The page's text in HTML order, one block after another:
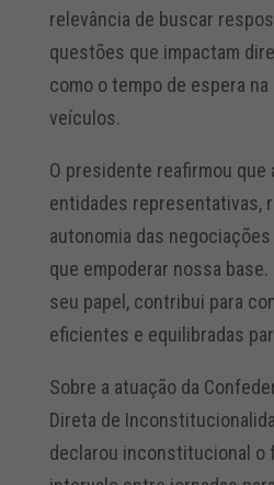
relevância de buscar
questões que impactam
como o tempo de espera
veículos.
O presidente reafirmou que
entidades representativas,
autonomia das
que empoderar nossa
seu papel, contribui para
eficientes e equilibradas
Sobre a atuação da
Direta de
declarou inconstitucional o